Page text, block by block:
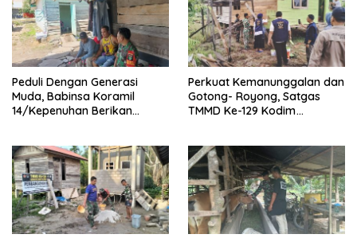
Peduli Dengan Generasi
Muda, Babinsa Koramil
14/Kepenuhan Berikan
Perkuat Kemanunggalan dan
Gotong- Royong, Satgas
TMMD Ke-129 Kodim
Rumah Bapak Dedi